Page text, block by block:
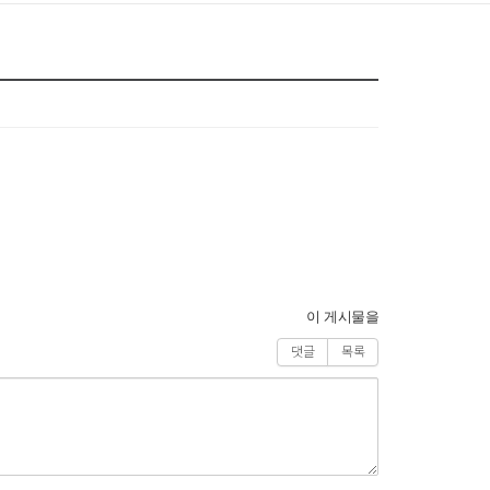
이 게시물을
댓글 목록